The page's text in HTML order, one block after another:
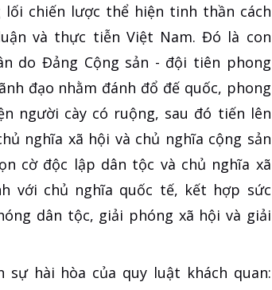
lối chiến lược thể hiện tinh thần cách
và thực tiễn Việt Nam. Đó là con
do Đảng Cộng sản - đội tiên phong
đạo nhằm đánh đổ đế quốc, phong
người cày có ruộng, sau đó tiến lên
nghĩa xã hội và chủ nghĩa cộng sản
cờ độc lập dân tộc và chủ nghĩa xã
với chủ nghĩa quốc tế, kết hợp sức
dân tộc, giải phóng xã hội và giải
hài hòa của quy luật khách quan: